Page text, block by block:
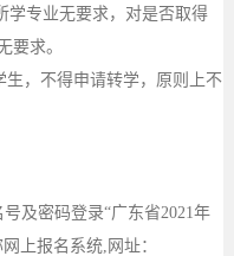
学专业无要求，对是否取得
要求。
生，不得申请转学，原则上不
及密码登录“广东省2021年
上报名系统,网址：